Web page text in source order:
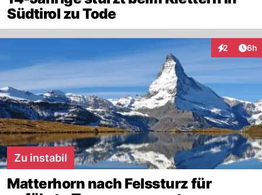
Südtirol zu Tode
2 6h
Zu instabil
Matterhorn nach Felssturz für